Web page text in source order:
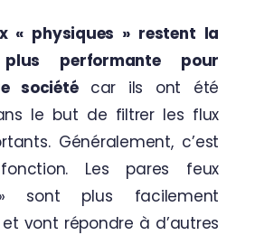
« physiques » restent la
performante pour
sociétécar ils ont été
le but de filtrer les flux
Généralement, c’est
Les pares feux
sont plus facilement
vont répondre à d’autres